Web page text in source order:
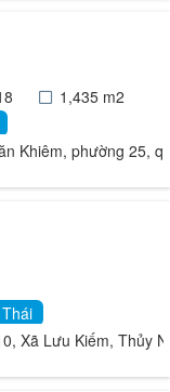
1,435 m2
Khiêm, phường 25,
Xã Lưu Kiếm, Thủy